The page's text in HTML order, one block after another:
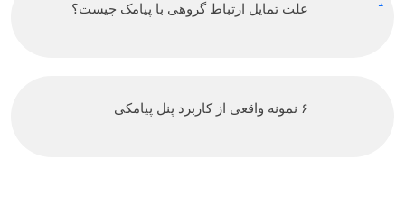
علت تمایل ارتباط گروهی با پیامک چیست؟
۶ نمونه واقعی از کاربرد پنل پیامکی